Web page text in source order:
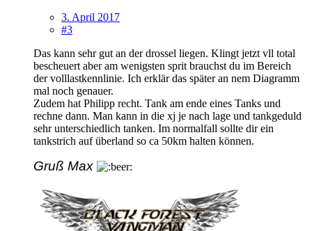
3. April 2017
#3
Das kann sehr gut an der drossel liegen. Klingt jetzt vll total
bescheuert aber am wenigsten sprit brauchst du im Bereich
der volllastkennlinie. Ich erklär das später an nem Diagramm
mal noch genauer.
Zudem hat Philipp recht. Tank am ende eines Tanks und
rechne dann. Man kann in die xj je nach lage und tankgeduld
sehr unterschiedlich tanken. Im normalfall sollte dir ein
tankstrich auf überland so ca 50km halten können.
Gruß Max